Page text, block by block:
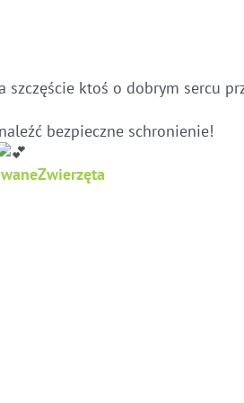
szczęście ktoś o dobrym sercu
bezpieczne schronienie!